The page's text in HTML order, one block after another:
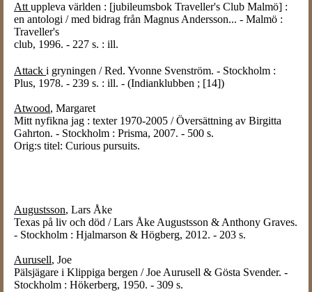
Att uppleva världen : [jubileumsbok Traveller's Club Malmö] :
en antologi / med bidrag från Magnus Andersson... - Malmö :
Traveller's
club, 1996. - 227 s. : ill.
Attack i gryningen / Red. Yvonne Svenström. - Stockholm :
Plus, 1978. - 239 s. : ill. - (Indianklubben ; [14])
Atwood, Margaret
Mitt nyfikna jag : texter 1970-2005 / Översättning av Birgitta
Gahrton. - Stockholm : Prisma, 2007. - 500 s.
Orig:s titel: Curious pursuits.
Augustsson, Lars Åke
Texas på liv och död / Lars Åke Augustsson & Anthony Graves.
- Stockholm : Hjalmarson & Högberg, 2012. - 203 s.
Aurusell, Joe
Pälsjägare i Klippiga bergen / Joe Aurusell & Gösta Svender. -
Stockholm : Hökerberg, 1950. - 309 s.